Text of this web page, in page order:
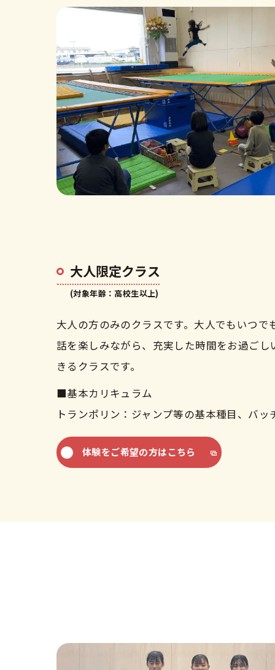
大人限定クラス
(対象年齢：高校生以上)
大人の方のみのクラスです。大人でもいつ
話を楽しみながら、充実した時間をお過ご
きるクラスです。
■基本カリキュラム
トランポリン：ジャンプ等の基本種目、バッ
体験をご希望の方はこちら